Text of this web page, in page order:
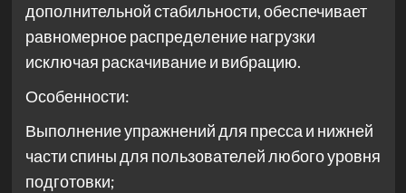
дополнительной стабильности, обеспечивает
равномерное распределение нагрузки
исключая раскачивание и вибрацию.
Особенности:
Выполнение упражнений для пресса и нижней
части спины для пользователей любого уровня
подготовки;